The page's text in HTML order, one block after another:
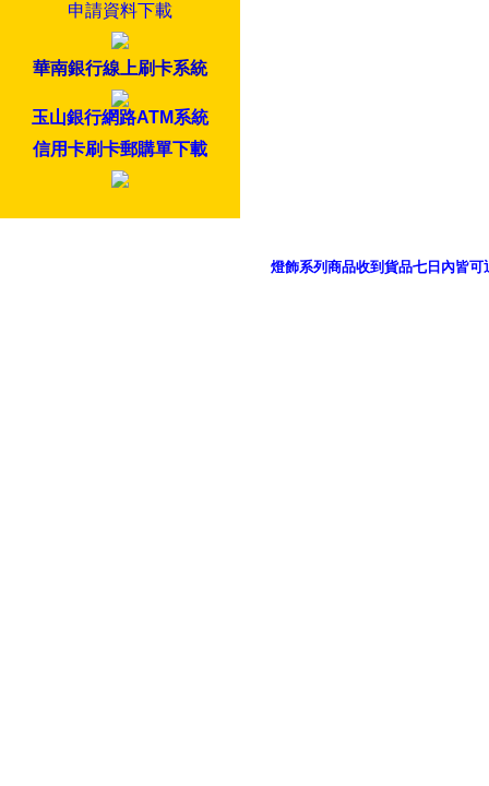
申請資料下載
華南銀行線上刷卡系統
玉山銀行網路ATM系統
信用卡刷卡郵購單下載
燈飾系列商品收到貨品七日內皆